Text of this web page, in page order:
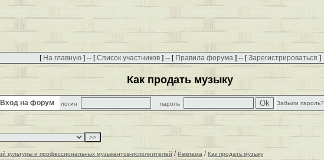
[ На главную] -- [Список участников] -- [ Правила форума] -- [Зарегистрироваться ]
Как продать музыку
Вход на форум логин пароль Забыли пароль?
и профессиональных музыкантов-исполнителей / Реклама /Как продать музыку